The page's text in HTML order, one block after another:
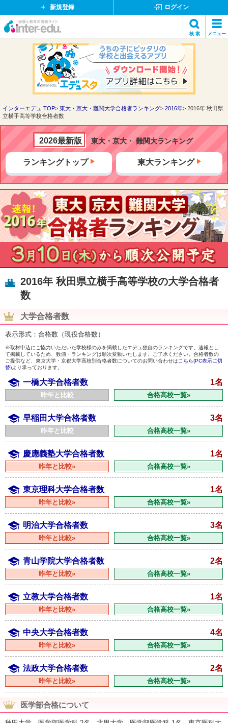
新規登録 ログイン
イ
ド
ッ
ト
検 索 メニュー
検索
インターエデュ TOP 東大・京大・難関大学合格者ランキング 2016年
2016年 秋田県
立横手高等学校合格者数
2026最新版 東大・京大・ 難関大ランキング
ランキングトップ 東大ランキング
2016年 秋田県立横手高等学校の大学合格者
数
大学合格者数
表示形式：合格数（現役合格数）
※取材申込にご協力いただいた学校様のみを掲載したエデュ独自のランキングです。速報とし
て掲載しているため、数値・ランキングは順次変動いたします。ご了承ください。合格者数の
ご提供など、東京大学・京都大学高校別合格者数についてのお問い合わせはこちら(PC表示に切
替)より承っております。
一橋大学合格者数 1名
昨年と比較 合格高校一覧»
早稲田大学合格者数 3名
昨年と比較 合格高校一覧»
慶應義塾大学合格者数 1名
昨年と比較» 合格高校一覧»
東京理科大学合格者数 1名
昨年と比較» 合格高校一覧»
明治大学合格者数 3名
昨年と比較» 合格高校一覧»
青山学院大学合格者数 2名
昨年と比較» 合格高校一覧»
立教大学合格者数 1名
昨年と比較» 合格高校一覧»
中央大学合格者数 4名
昨年と比較» 合格高校一覧»
法政大学合格者数 2名
昨年と比較» 合格高校一覧»
医学部合格について